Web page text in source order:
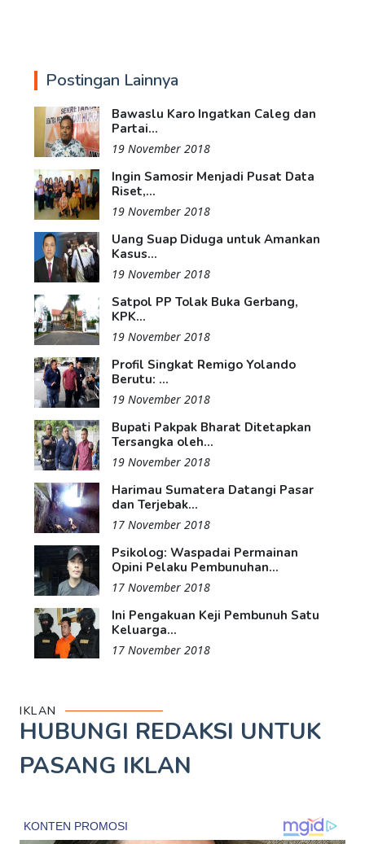
Postingan Lainnya
Bawaslu Karo Ingatkan Caleg dan
Partai...
19 November 2018
Ingin Samosir Menjadi Pusat Data
Riset,...
19 November 2018
Uang Suap Diduga untuk Amankan
Kasus...
19 November 2018
Satpol PP Tolak Buka Gerbang,
KPK...
19 November 2018
Profil Singkat Remigo Yolando
Berutu: ...
19 November 2018
Bupati Pakpak Bharat Ditetapkan
Tersangka oleh...
19 November 2018
Harimau Sumatera Datangi Pasar
dan Terjebak...
17 November 2018
Psikolog: Waspadai Permainan
Opini Pelaku Pembunuhan...
17 November 2018
Ini Pengakuan Keji Pembunuh Satu
Keluarga...
17 November 2018
IKLAN
HUBUNGI REDAKSI UNTUK
PASANG IKLAN